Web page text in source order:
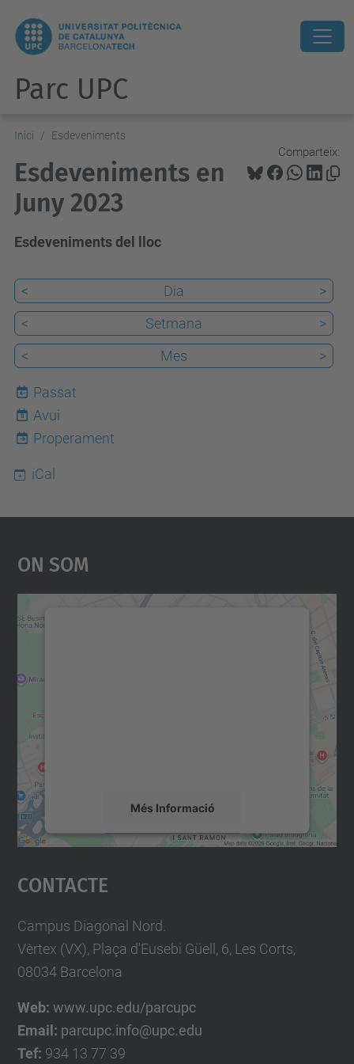
Parc UPC
Inici Esdeveniments
Comparteix:
Esdeveniments en
Juny 2023
Esdeveniments del lloc
< Dia
>
<
Setmana
>
<
Mes >
Passat
8
Avui
Properament
iCal
On Som
Més Informació
Accepta
powered by
Contacte
Campus Diagonal Nord.
Vèrtex (VX), Plaça d'Eusebi Güell, 6, Les Corts,
08034 Barcelona
Web: www.upc.edu/parcupc
Email: parcupc.info@upc.edu
Tef: 934 13 77 39